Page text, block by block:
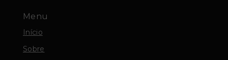
Menu
Início
Sobre